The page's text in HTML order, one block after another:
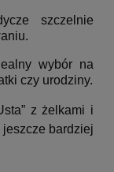
szczelnie
wybór na
czy urodziny.
z żelkami i
jeszcze bardziej